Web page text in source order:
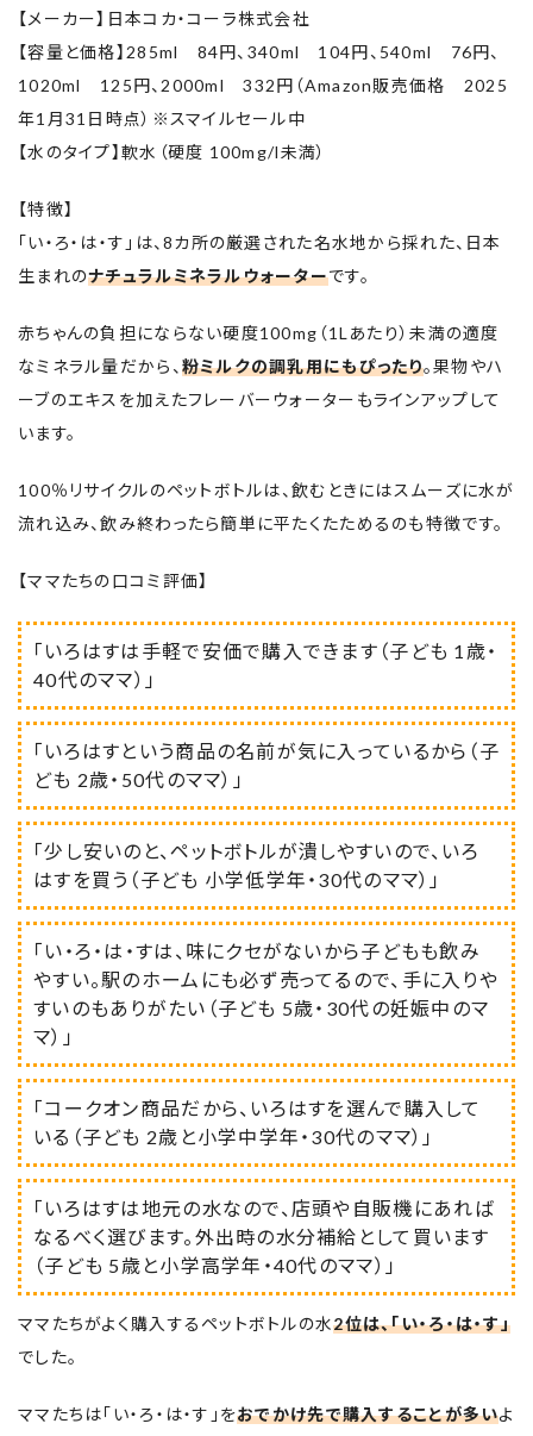
【メーカー】日本コカ・コーラ株式会社
【容量と価格】285ml 84円、340ml 104円、540ml 76円、
1020ml 125円、2000ml 332円（Amazon販売価格 2025
年1月31日時点）※スマイルセール中
【水のタイプ】軟水（硬度 100mg/l未満）
【特徴】
「い・ろ・は・す」は、8カ所の厳選された名水地から採れた、日本
生まれのナチュラルミネラルウォーターです。
赤ちゃんの負担にならない硬度100mg（1Lあたり）未満の適度
なミネラル量だから、 粉ミルクの調乳用にもぴったり。果物やハ
ーブのエキスを加えたフレーバーウォーターもラインアップして
います。
100％リサイクルのペットボトルは、飲むときにはスムーズに水が
流れ込み、飲み終わったら簡単に平たくたためるのも特徴です。
【ママたちの口コミ評価】
「いろはすは手軽で安価で購入できます（子ども 1歳・
40代のママ）」
「いろはすという商品の名前が気に入っているから（子
ども 2歳・50代のママ）」
「少し安いのと、ペットボトルが潰しやすいので、いろ
はすを買う（子ども 小学低学年・30代のママ）」
「い・ろ・は・すは、味にクセがないから子どもも飲み
やすい。駅のホームにも必ず売ってるので、手に入りや
すいのもありがたい（子ども 5歳・30代の妊娠中のマ
マ）」
「コークオン商品だから、いろはすを選んで購入して
いる（子ども 2歳と小学中学年・30代のママ）」
「いろはすは地元の水なので、店頭や自販機にあれば
なるべく選びます。外出時の水分補給として買います
（子ども 5歳と小学高学年・40代のママ）」
ママたちがよく購入するペットボトルの水2位は、「い・ろ・は・す」
でした。
ママたちは「い・ろ・は・す」をおでかけ先で購入することが多いよ